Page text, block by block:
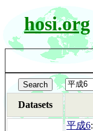
hosi.org
Datasets
平成6